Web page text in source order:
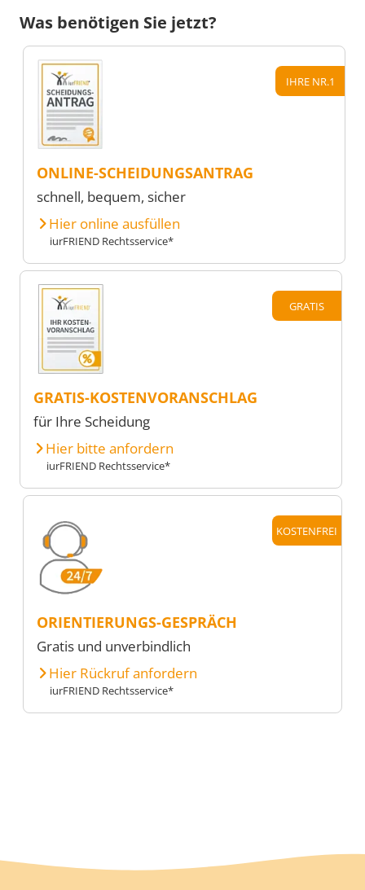
Was benötigen Sie jetzt?
IHRE NR.1
ONLINE-SCHEIDUNGSANTRAG
schnell, bequem, sicher
Hier online ausfüllen
iurFRIEND Rechtsservice*
GRATIS
GRATIS-KOSTENVORANSCHLAG
für Ihre Scheidung
Hier bitte anfordern
iurFRIEND Rechtsservice*
KOSTENFREI
ORIENTIERUNGS-GESPRÄCH
Gratis und unverbindlich
Hier Rückruf anfordern
iurFRIEND Rechtsservice*